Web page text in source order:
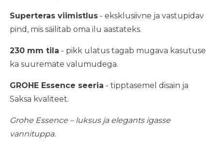
Superteras viimistlus - eksklusiivne ja vastupidav
pind, mis säilitab oma ilu aastateks.
230 mm tila - pikk ulatus tagab mugava kasutuse
ka suuremate valumudega.
GROHE Essence seeria - tipptasemel disain ja
Saksa kvaliteet.
Grohe Essence – luksus ja elegants igasse
vannituppa.